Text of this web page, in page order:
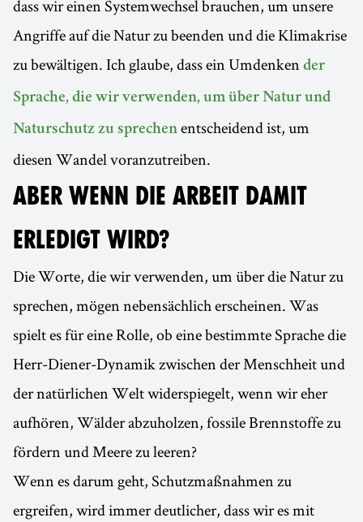
dass wir einen Systemwechsel brauchen, um unsere
Angriffe auf die Natur zu beenden und die Klimakrise
zu bewältigen. Ich glaube, dass ein Umdenken der
Sprache, die wir verwenden, um über Natur und
Naturschutz zu sprechen entscheidend ist, um
diesen Wandel voranzutreiben.
ABER WENN DIE ARBEIT DAMIT
ERLEDIGT WIRD?
Die Worte, die wir verwenden, um über die Natur zu
sprechen, mögen nebensächlich erscheinen. Was
spielt es für eine Rolle, ob eine bestimmte Sprache die
Herr-Diener-Dynamik zwischen der Menschheit und
der natürlichen Welt widerspiegelt, wenn wir eher
aufhören, Wälder abzuholzen, fossile Brennstoffe zu
fördern und Meere zu leeren?
Wenn es darum geht, Schutzmaßnahmen zu
ergreifen, wird immer deutlicher, dass wir es mit